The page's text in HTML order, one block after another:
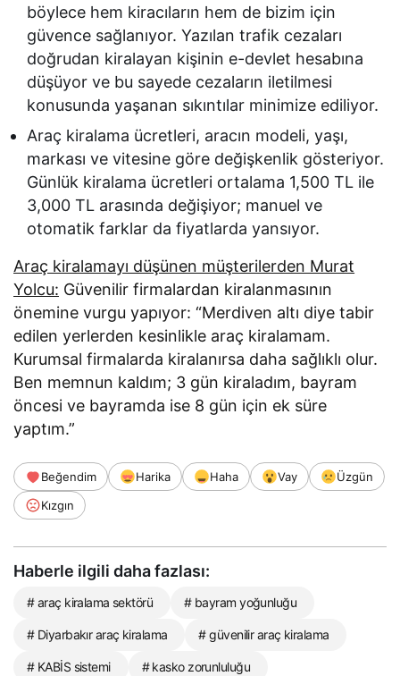
böylece hem kiracıların hem de bizim için
güvence sağlanıyor. Yazılan trafik cezaları
doğrudan kiralayan kişinin e-devlet hesabına
düşüyor ve bu sayede cezaların iletilmesi
konusunda yaşanan sıkıntılar minimize ediliyor.
Araç kiralama ücretleri, aracın modeli, yaşı,
markası ve vitesine göre değişkenlik gösteriyor.
Günlük kiralama ücretleri ortalama 1,500 TL ile
3,000 TL arasında değişiyor; manuel ve
otomatik farklar da fiyatlarda yansıyor.
Araç kiralamayı düşünen müşterilerden Murat
Yolcu: Güvenilir firmalardan kiralanmasının
önemine vurgu yapıyor: “Merdiven altı diye tabir
edilen yerlerden kesinlikle araç kiralamam.
Kurumsal firmalarda kiralanırsa daha sağlıklı olur.
Ben memnun kaldım; 3 gün kiraladım, bayram
öncesi ve bayramda ise 8 gün için ek süre
yaptım.”
Beğendim Harika Haha Vay
Üzgün
Kızgın
Haberle ilgili daha fazlası:
# araç kiralama sektörü # bayram yoğunluğu
# Diyarbakır araç kiralama # güvenilir araç kiralama
# KABİS sistemi # kasko zorunluluğu